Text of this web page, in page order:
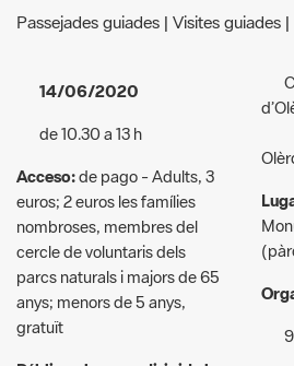
14/06/2020
Acceso:de pago - Adults, 3
euros; 2 euros les famílies
cercle de voluntaris dels
parcs naturals i majors de 65
anys; menors de 5 anys,
gratuït
Público al que va dirigida la
actividad:
Familiar/infantil